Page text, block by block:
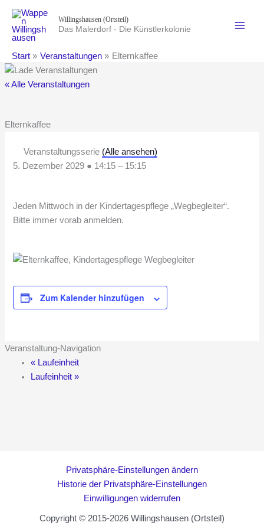
Inhalt
springen
Willingshausen (Ortsteil)
Das Malerdorf - Die Künstlerkolonie
Start Veranstaltungen Elternkaffee
« Alle Veranstaltungen
Elternkaffee
Veranstaltungsserie (Alle ansehen)
5. Dezember 2029 ● 14:15– 15:15
Jeden Mittwoch in der Kindertagespflege „Wegbegleiter“.
Bitte immer vorab anmelden.
Zum Kalender hinzufügen
Veranstaltung-Navigation
«Laufeinheit
Laufeinheit »
Privatsphäre-Einstellungen ändern
Historie der Privatsphäre-Einstellungen
Einwilligungen widerrufen
Copyright © 2015-2026 Willingshausen (Ortsteil)